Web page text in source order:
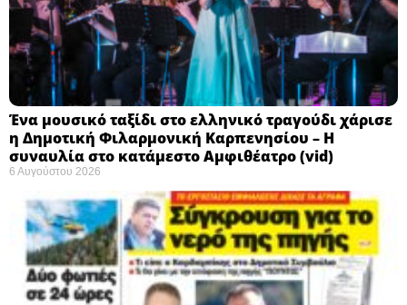
Ένα μουσικό ταξίδι στο ελληνικό τραγούδι χάρισε
η Δημοτική Φιλαρμονική Καρπενησίου – Η
συναυλία στο κατάμεστο Αμφιθέατρο (vid)
6 Αυγούστου 2026